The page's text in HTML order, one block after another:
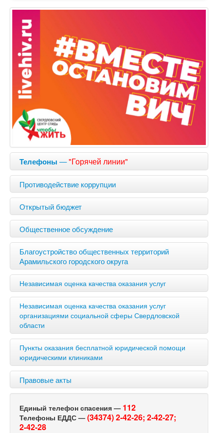
Телефоны —"Горячей линии"
Противодействие коррупции
Открытый бюджет
Общественное обсуждение
Благоустройство общественных территорий
Арамильского городского округа
Независимая оценка качества оказания услуг
Независимая оценка качества оказания услуг
организациями социальной сферы Свердловской
области
Пункты оказания бесплатной юридической помощи
юридическими клиниками
Правовые акты
Единый телефон спасения — 112
Телефоны ЕДДС — (34374) 2-42-26; 2-42-27;
2-42-28